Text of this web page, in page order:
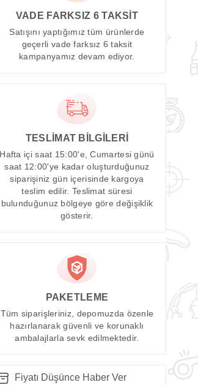
VADE FARKSIZ 6 TAKSİT
Satışını yaptığımız tüm ürünlerde
geçerli vade farksız 6 taksit
kampanyamız devam ediyor.
TESLİMAT BİLGİLERİ
Hafta içi saat 15:00'e, Cumartesi günü
saat 12:00'ye kadar oluşturduğunuz
siparişiniz gün içerisinde kargoya
teslim edilir. Teslimat süresi
bulunduğunuz bölgeye göre değişiklik
gösterir.
PAKETLEME
Tüm siparişleriniz, depomuzda özenle
hazırlanarak güvenli ve korunaklı
ambalajlarla sevk edilmektedir.
Fiyatı Düşünce Haber Ver